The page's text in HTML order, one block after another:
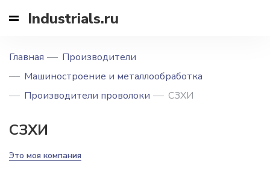
Industrials.ru
Главная
Производители
Машиностроение и металлообработка
Производители проволоки
СЗХИ
СЗХИ
Это моя компания